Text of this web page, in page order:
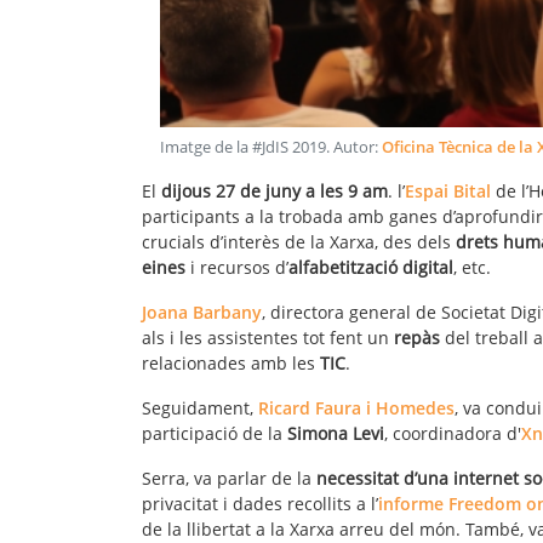
Imatge de la #JdIS 2019. Autor:Oficina Tècnica de la
El dijous 27 de juny a les 9 am. l’Espai Bital de
participants a la trobada amb ganes
crucials d’interès de la Xarxa, des dels drets
eines i recursos d’alfabetització digital, etc.
Joana Barbany, directora general de Societat
als i les assistentes tot fent un repàs del treball
relacionades amb les TIC.
Seguidament, Ricard Faura i Homedes, va
participació de la Simona Levi, coordinadora d'
Serra, va parlar de la necessitat d’una internet
privacitat i dades recollits a l’informe Freedom
de la llibertat a la Xarxa arreu del món. També,